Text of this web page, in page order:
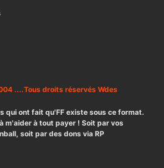
....Tous droits réservés Wdes
qui ont fait qu'FF existe sous ce format.
m'aider à tout payer ! Soit par vos
soit par des dons via RP